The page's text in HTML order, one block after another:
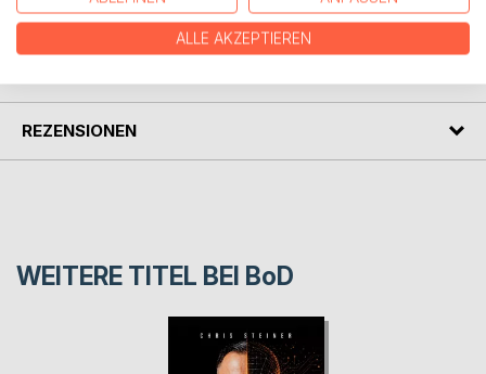
AUTOR/IN
REZENSIONEN
WEITERE TITEL BEI BoD
ALLE AKZEPTIEREN